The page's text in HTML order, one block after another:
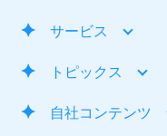
サービス
トピックス
自社コンテンツ